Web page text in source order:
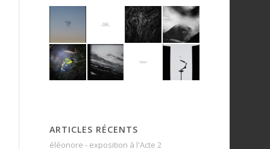
ARTICLES RÉCENTS
éléonore - exposition à l'Acte 2